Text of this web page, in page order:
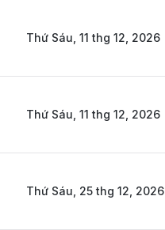
Thứ Sáu, 11 thg 12, 2026
Thứ Sáu, 11 thg 12, 2026
Thứ Sáu, 25 thg 12, 2026